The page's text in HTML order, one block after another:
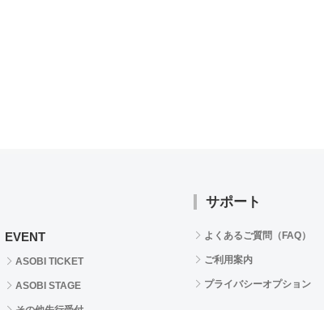
EVENT
ASOBI TICKET
ASOBI STAGE
サポート
よくあるご質問（FAQ）
ご利用案内
プライバシーオプション